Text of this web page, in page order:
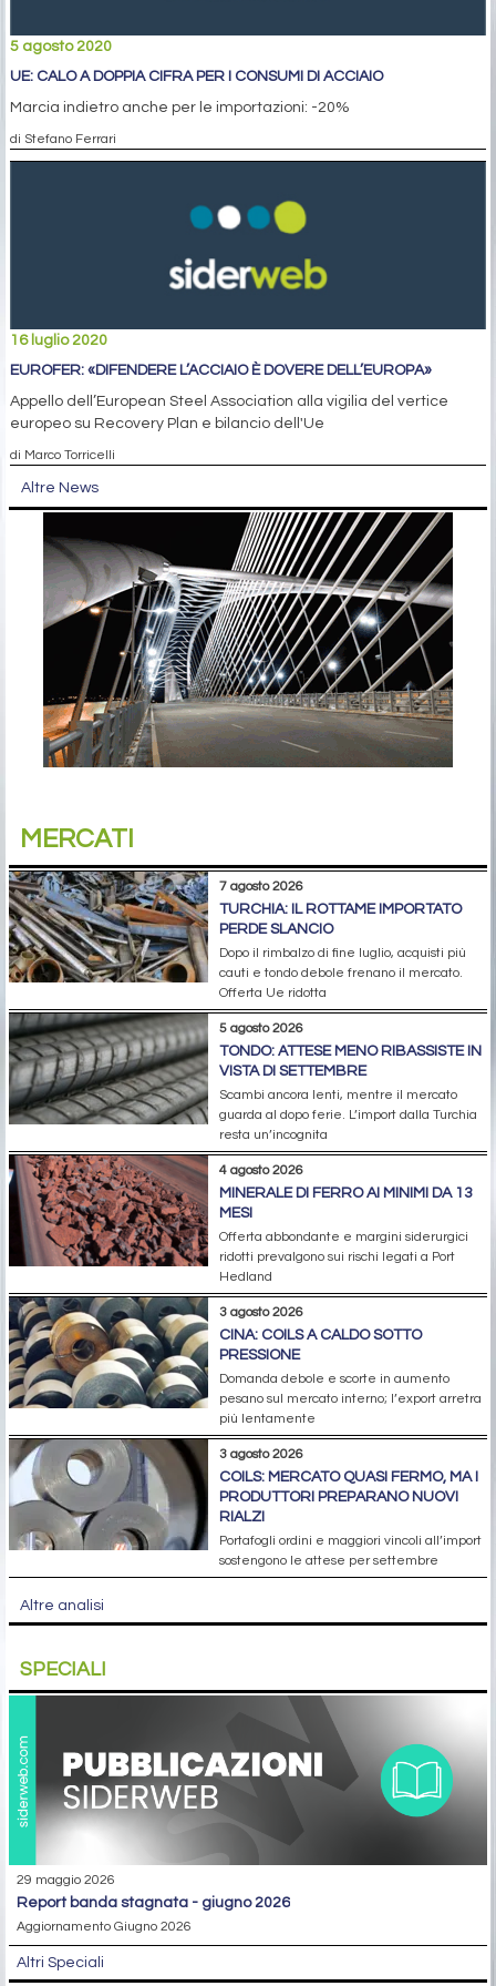
5 agosto 2020
UE: CALO A DOPPIA CIFRA PER I CONSUMI DI ACCIAIO
Marcia indietro anche per le importazioni: -20%
di Stefano Ferrari
16 luglio 2020
EUROFER: «DIFENDERE L’ACCIAIO È DOVERE DELL’EUROPA»
Appello dell’European Steel Association alla vigilia del vertice
europeo su Recovery Plan e bilancio dell'Ue
di Marco Torricelli
Altre News
MERCATI
7 agosto 2026
TURCHIA: IL ROTTAME IMPORTATO
PERDE SLANCIO
Dopo il rimbalzo di fine luglio, acquisti più
cauti e tondo debole frenano il mercato.
Offerta Ue ridotta
5 agosto 2026
TONDO: ATTESE MENO RIBASSISTE IN
VISTA DI SETTEMBRE
Scambi ancora lenti, mentre il mercato
guarda al dopo ferie. L’import dalla Turchia
resta un’incognita
4 agosto 2026
MINERALE DI FERRO AI MINIMI DA 13
MESI
Offerta abbondante e margini siderurgici
ridotti prevalgono sui rischi legati a Port
Hedland
3 agosto 2026
CINA: COILS A CALDO SOTTO
PRESSIONE
Domanda debole e scorte in aumento
pesano sul mercato interno; l’export arretra
più lentamente
3 agosto 2026
COILS: MERCATO QUASI FERMO, MA I
PRODUTTORI PREPARANO NUOVI
RIALZI
Portafogli ordini e maggiori vincoli all’import
sostengono le attese per settembre
Altre analisi
SPECIALI
29 maggio 2026
report banda stagnata - giugno 2026
Aggiornamento Giugno 2026
Altri Speciali